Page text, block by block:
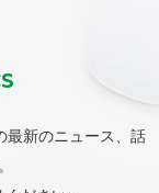
最新のニュース、話